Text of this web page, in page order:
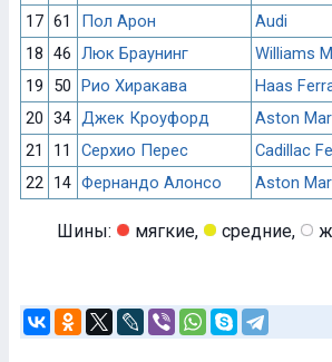
17 61 Пол Арон Audi
18 46 Люк Браунинг Williams
19
50 Рио Хиракава Haas
20 34 Джек Кроуфорд Aston
21
11 Серхио Перес Cadillac
22 14 Фернандо Алонсо Aston
Шины: мягкие, средние,